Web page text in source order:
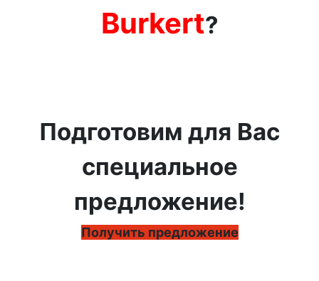
Burkert?
Подготовим для Вас
специальное
предложение!
Получить предложение